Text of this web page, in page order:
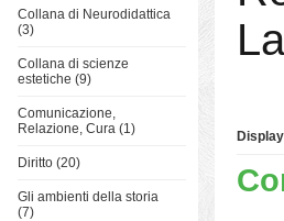
Collana di Neurodidattica
(3)
Collana di scienze
estetiche (9)
Comunicazione,
Relazione, Cura (1)
Diritto (20)
Gli ambienti della storia
(7)